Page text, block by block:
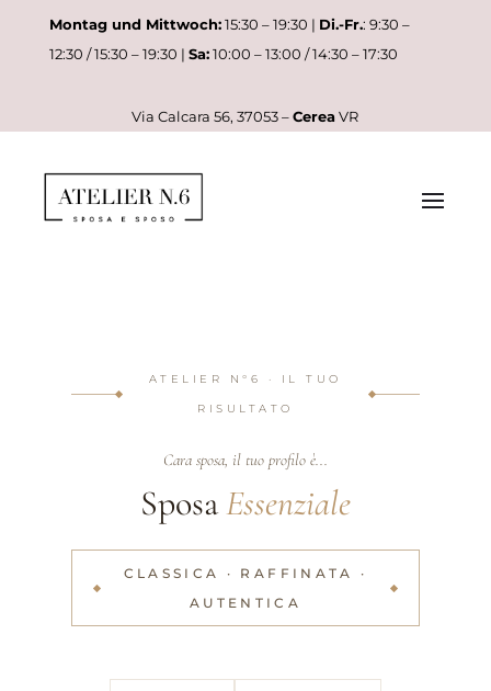
Montag und Mittwoch:15:30 – 19:30 | Di.-Fr.: 9:30 –
12:30 / 15:30 – 19:30 | Sa:10:00 – 13:00 / 14:30 – 17:30
Via Calcara 56, 37053 –CereaVR
ATELIER N°6 · IL TUO
RISULTATO
Cara sposa, il tuo profilo è...
SposaEssenziale
CLASSICA · RAFFINATA ·
AUTENTICA